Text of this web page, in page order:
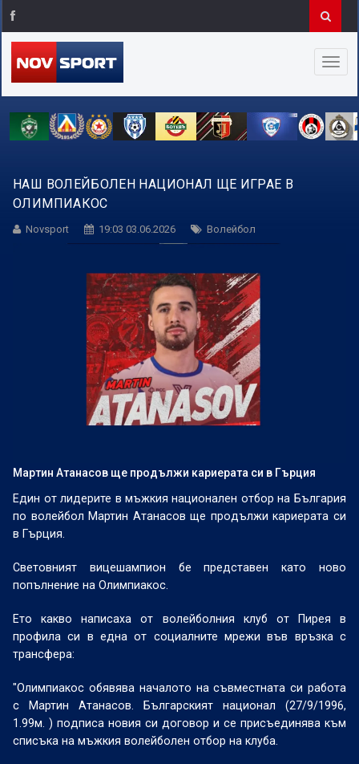
НАШ ВОЛЕЙБОЛЕН НАЦИОНАЛ ЩЕ ИГРАЕ В
ОЛИМПИАКОС
Novsport 19:03 03.06.2026 Волейбол
Мартин Атанасов ще продължи кариерата си в Гърция
Един от лидерите в мъжкия национален отбор на България
по волейбол Мартин Атанасов ще продължи кариерата си
в Гърция.
Световният вицешампион бе представен като ново
попълнение на Олимпиакос.
Ето какво написаха от волейболния клуб от Пирея в
профила си в една от социалните мрежи във връзка с
трансфера:
"Олимпиакос обявява началото на съвместната си работа
с Мартин Атанасов. Българският национал (27/9/1996,
1.99м. ) подписа новия си договор и се присъединява към
списъка на мъжкия волейболен отбор на клуба.